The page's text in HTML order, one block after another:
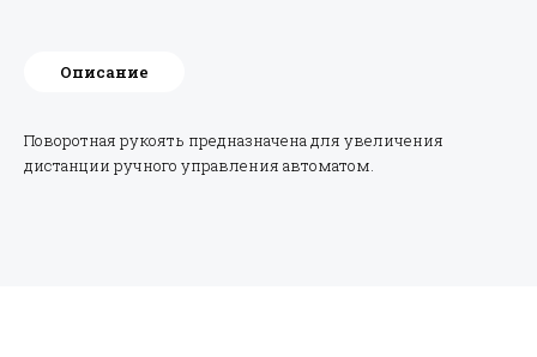
Описание
Поворотная рукоять предназначена для увеличения
дистанции ручного управления автоматом.